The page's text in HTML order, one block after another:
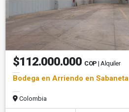
$112.000.000 COP | Alquiler
Bodega en Arriendo en Sabaneta
Colombia